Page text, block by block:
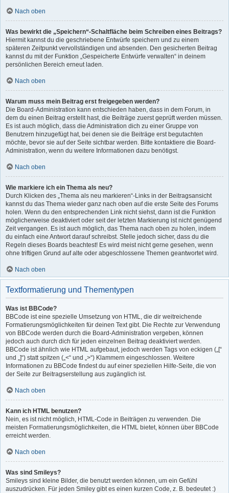
Nach oben
Was bewirkt die „Speichern“-Schaltfläche beim Schreiben eines Beitrags?
Hiermit kannst du die geschriebene Entwürfe speichern und zu einem
späteren Zeitpunkt vervollständigen und absenden. Den gesicherten Beitrag
kannst du mit der Funktion „Gespeicherte Entwürfe verwalten“ in deinem
persönlichen Bereich erneut laden.
Nach oben
Warum muss mein Beitrag erst freigegeben werden?
Die Board-Administration kann entschieden haben, dass in dem Forum, in
dem du einen Beitrag erstellt hast, die Beiträge zuerst geprüft werden müssen.
Es ist auch möglich, dass die Administration dich zu einer Gruppe von
Benutzern hinzugefügt hat, bei denen sie die Beiträge erst begutachten
möchte, bevor sie auf der Seite sichtbar werden. Bitte kontaktiere die Board-
Administration, wenn du weitere Informationen dazu benötigst.
Nach oben
Wie markiere ich ein Thema als neu?
Durch Klicken des „Thema als neu markieren“-Links in der Beitragsansicht
kannst du das Thema wieder ganz nach oben auf die erste Seite des Forums
holen. Wenn du den entsprechenden Link nicht siehst, dann ist die Funktion
möglicherweise deaktiviert oder seit der letzten Markierung ist nicht genügend
Zeit vergangen. Es ist auch möglich, das Thema nach oben zu holen, indem
du einfach eine Antwort darauf schreibst. Stelle jedoch sicher, dass du die
Regeln dieses Boards beachtest! Es wird meist nicht gerne gesehen, wenn
ohne triftigen Grund auf alte oder abgeschlossene Themen geantwortet wird.
Nach oben
Textformatierung und Thementypen
Was ist BBCode?
BBCode ist eine spezielle Umsetzung von HTML, die dir weitreichende
Formatierungsmöglichkeiten für deinen Text gibt. Die Rechte zur Verwendung
von BBCode werden durch die Board-Administration vergeben, können
jedoch auch durch dich für jeden einzelnen Beitrag deaktiviert werden.
BBCode ist ähnlich wie HTML aufgebaut, jedoch werden Tags von eckigen („[“
und „]“) statt spitzen („<“ und „>“) Klammern eingeschlossen. Weitere
Informationen zu BBCode findest du auf einer speziellen Hilfe-Seite, die von
der Seite zur Beitragserstellung aus zugänglich ist.
Nach oben
Kann ich HTML benutzen?
Nein, es ist nicht möglich, HTML-Code in Beiträgen zu verwenden. Die
meisten Formatierungsmöglichkeiten, die HTML bietet, können über BBCode
erreicht werden.
Nach oben
Was sind Smileys?
Smileys sind kleine Bilder, die benutzt werden können, um ein Gefühl
auszudrücken. Für jeden Smiley gibt es einen kurzen Code, z. B. bedeutet :)